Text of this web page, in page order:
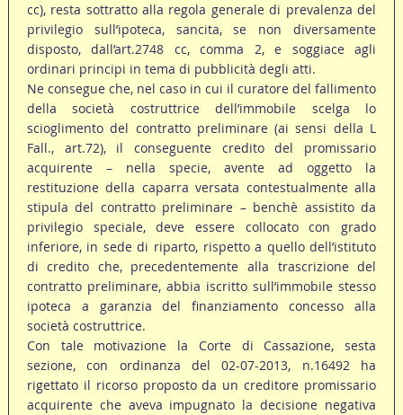
cc), resta sottratto alla regola generale di prevalenza del
privilegio sull’ipoteca, sancita, se non diversamente
disposto, dall’art.2748 cc, comma 2, e soggiace agli
ordinari principi in tema di pubblicità degli atti.
Ne consegue che, nel caso in cui il curatore del fallimento
della società costruttrice dell’immobile scelga lo
scioglimento del contratto preliminare (ai sensi della L
Fall., art.72), il conseguente credito del promissario
acquirente – nella specie, avente ad oggetto la
restituzione della caparra versata contestualmente alla
stipula del contratto preliminare – benchè assistito da
privilegio speciale, deve essere collocato con grado
inferiore, in sede di riparto, rispetto a quello dell’istituto
di credito che, precedentemente alla trascrizione del
contratto preliminare, abbia iscritto sull’immobile stesso
ipoteca a garanzia del finanziamento concesso alla
società costruttrice.
Con tale motivazione la Corte di Cassazione, sesta
sezione, con ordinanza del 02-07-2013, n.16492 ha
rigettato il ricorso proposto da un creditore promissario
acquirente che aveva impugnato la decisione negativa